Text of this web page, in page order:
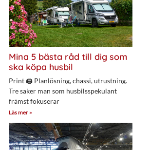
Mina 5 bästa råd till dig som
ska köpa husbil
Print 🖨 Planlösning, chassi, utrustning.
Tre saker man som husbilsspekulant
främst fokuserar
Läs mer »